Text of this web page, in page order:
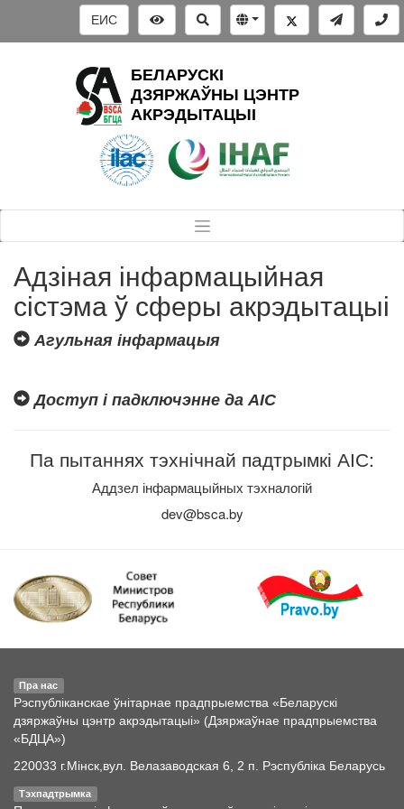
ЕИС
БЕЛАРУСКІ
ДЗЯРЖАЎНЫ ЦЭНТР
АКРЭДЫТАЦЫІ
Адзіная інфармацыйная
сістэма ў сферы акрэдытацыі
Агульная інфармацыя
Доступ і падключэнне да АІС
Па пытаннях тэхнічнай падтрымкі АІС:
Аддзел інфармацыйных тэхналогій
dev@bsca.by
Пра нас
Рэспубліканскае ўнітарнае прадпрыемства «Беларускі
дзяржаўны цэнтр акрэдытацыі» (Дзяржаўнае прадпрыемства
«БДЦА»)
220033 г.Мінск,вул. Велазаводская 6, 2 п. Рэспубліка Беларусь
Тэхпадтрымка